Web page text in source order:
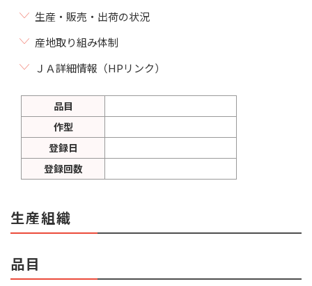
生産・販売・出荷の状況
産地取り組み体制
ＪＡ詳細情報（HPリンク）
品目
作型
登録日
登録回数
生産組織
品目